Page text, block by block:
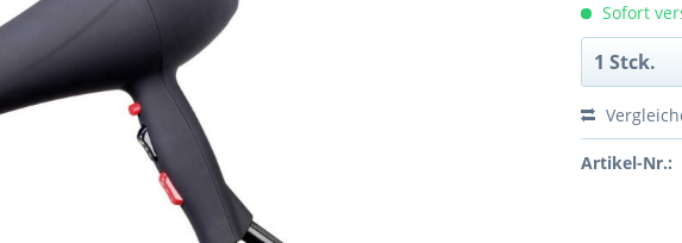
Sofort
Artikel-Nr.: